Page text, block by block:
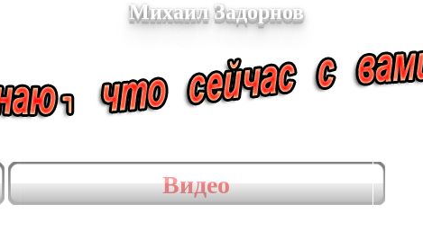
Михаил Задорнов
Видео